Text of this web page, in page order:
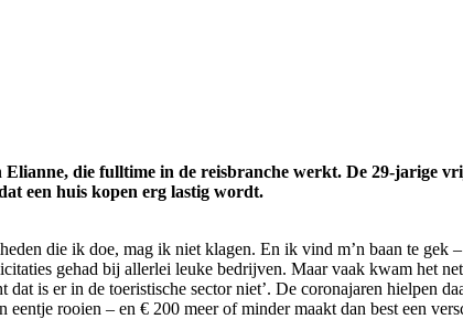
die fulltime in de reisbranche werkt. De 29-jarige
een huis kopen erg lastig wordt.
die ik doe, mag ik niet klagen. En ik vind m’n baan te
gehad bij allerlei leuke bedrijven. Maar vaak kwam het
is er in de toeristische sector niet’. De coronajaren hielpen
rooien – en € 200 meer of minder maakt dan best een